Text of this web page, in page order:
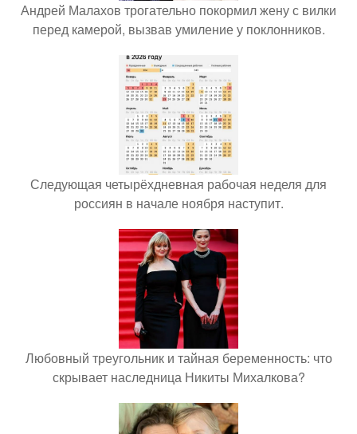
Андрей Малахов трогательно покормил жену с вилки
перед камерой, вызвав умиление у поклонников.
Следующая четырёхдневная рабочая неделя для
россиян в начале ноября наступит.
Любовный треугольник и тайная беременность: что
скрывает наследница Никиты Михалкова?